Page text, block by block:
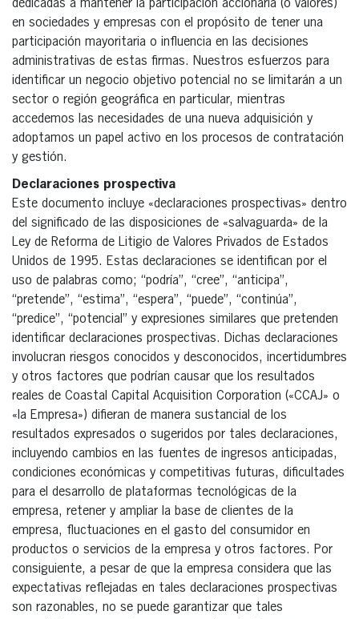
dedicadas a mantener la participación accionaria (o valores)
en sociedades y empresas con el propósito de tener una
participación mayoritaria o influencia en las decisiones
administrativas de estas firmas. Nuestros esfuerzos para
identificar un negocio objetivo potencial no se limitarán a un
sector o región geográfica en particular, mientras
accedemos las necesidades de una nueva adquisición y
adoptamos un papel activo en los procesos de contratación
y gestión.
Declaraciones prospectiva
Este documento incluye «declaraciones prospectivas» dentro
del significado de las disposiciones de «salvaguarda» de la
Ley de Reforma de Litigio de Valores Privados de Estados
Unidos de 1995. Estas declaraciones se identifican por el
uso de palabras como; “podría”, “cree”, “anticipa”,
“pretende”, “estima”, “espera”, “puede”, “continúa”,
“predice”, “potencial” y expresiones similares que pretenden
identificar declaraciones prospectivas. Dichas declaraciones
involucran riesgos conocidos y desconocidos, incertidumbres
y otros factores que podrían causar que los resultados
reales de Coastal Capital Acquisition Corporation («CCAJ» o
«la Empresa») difieran de manera sustancial de los
resultados expresados o sugeridos por tales declaraciones,
incluyendo cambios en las fuentes de ingresos anticipadas,
condiciones económicas y competitivas futuras, dificultades
para el desarrollo de plataformas tecnológicas de la
empresa, retener y ampliar la base de clientes de la
empresa, fluctuaciones en el gasto del consumidor en
productos o servicios de la empresa y otros factores. Por
consiguiente, a pesar de que la empresa considera que las
expectativas reflejadas en tales declaraciones prospectivas
son razonables, no se puede garantizar que tales